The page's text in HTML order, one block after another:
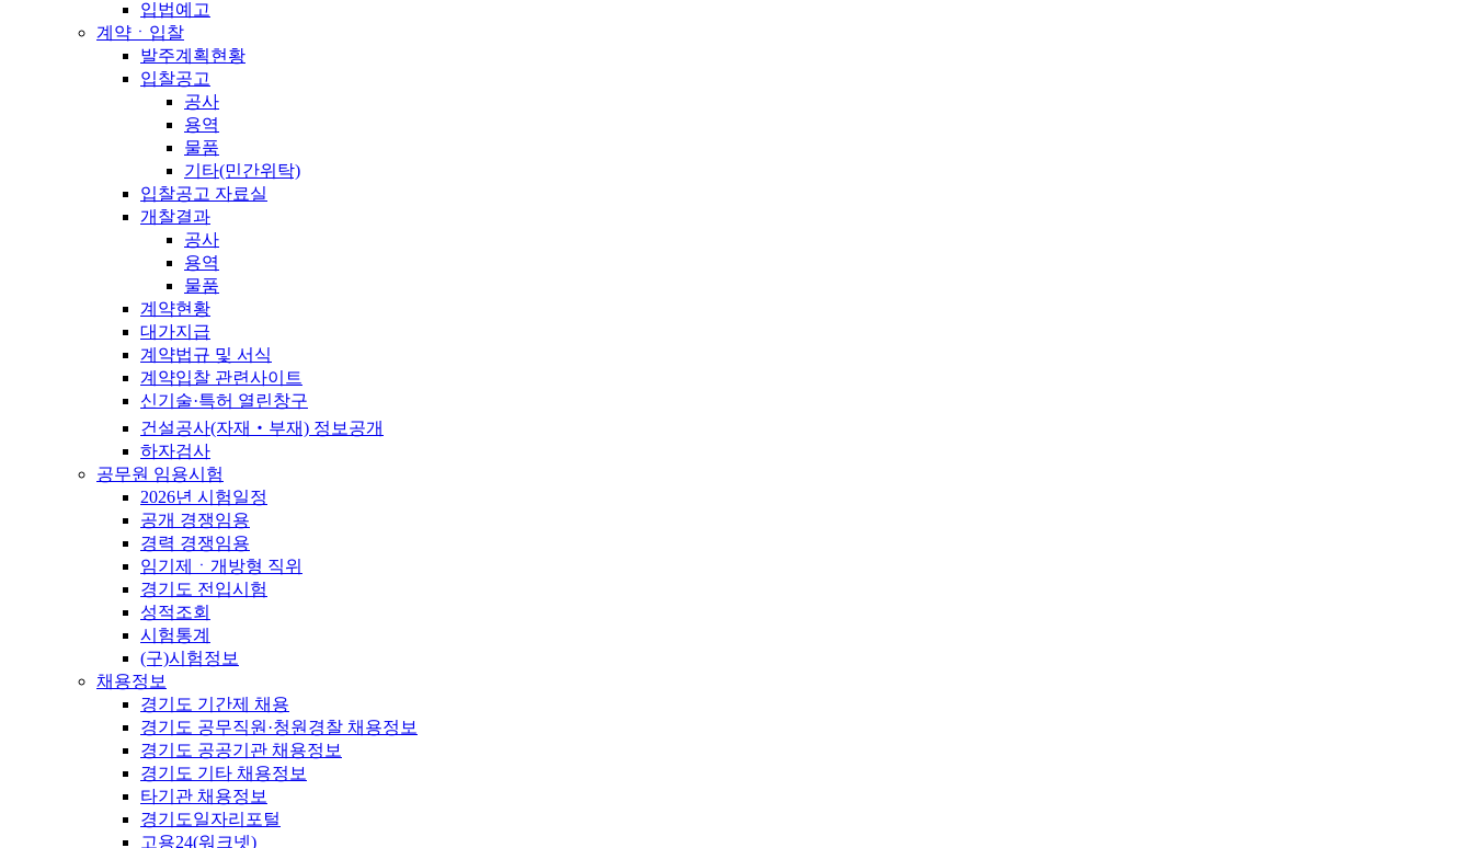
입법예고
계약ㆍ입찰
발주계획현황
입찰공고
공사
용역
물품
기타(민간위탁)
입찰공고 자료실
개찰결과
공사
용역
물품
계약현황
대가지급
계약법규 및 서식
계약입찰 관련사이트
신기술·특허 열린창구
건설공사(자재‧부재) 정보공개
하자검사
공무원 임용시험
2026년 시험일정
공개 경쟁임용
경력 경쟁임용
임기제ㆍ개방형 직위
경기도 전입시험
성적조회
시험통계
(구)시험정보
채용정보
경기도 기간제 채용
경기도 공무직원·청원경찰 채용정보
경기도 공공기관 채용정보
경기도 기타 채용정보
타기관 채용정보
경기도일자리포털
고용24(워크넷)